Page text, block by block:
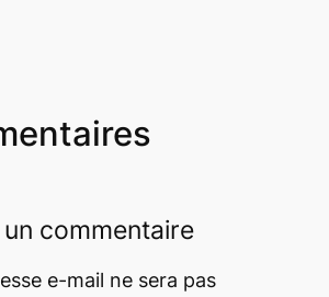
commentaire
e-mail ne sera pas